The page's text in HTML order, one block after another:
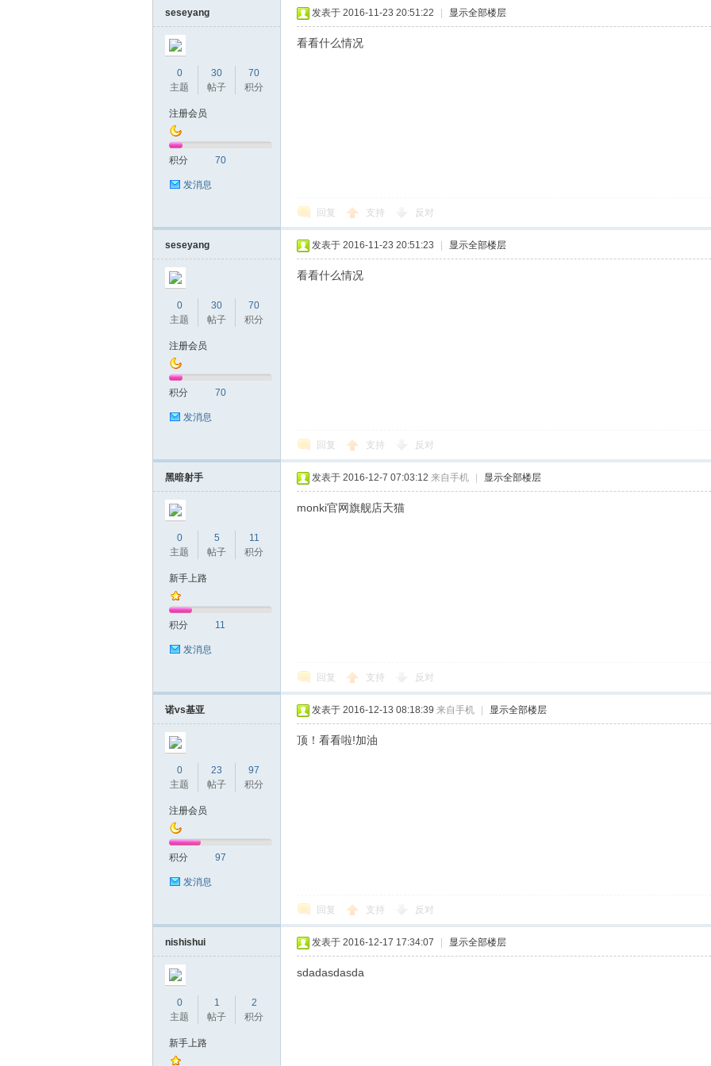
seseyang
0
主题
30
帖子
70
积分
注册会员
积分 70
发消息
发表于 2016-11-23 20:51:22 显示全部楼层
看看什么情况
回复 支持 反对
seseyang
0
主题
30
帖子
70
积分
注册会员
积分 70
发消息
发表于 2016-11-23 20:51:23 显示全部楼层
看看什么情况
回复 支持 反对
黑暗射手
0
主题
5
帖子
11
积分
新手上路
积分 11
发消息
发表于 2016-12-7 07:03:12 来自手机 显示全部楼层
monki官网旗舰店天猫
回复 支持 反对
诺vs基亚
0
主题
23
帖子
97
积分
注册会员
积分 97
发消息
发表于 2016-12-13 08:18:39 来自手机 显示全部楼层
顶！看看啦!加油
回复 支持 反对
nishishui
0
主题
1
帖子
2
积分
新手上路
发表于 2016-12-17 17:34:07 显示全部楼层
sdadasdasda